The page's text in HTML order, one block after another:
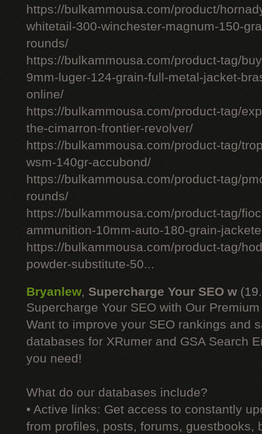
https://bulkammousa.com/product/
whitetail-300-winchester-magnum-150-
rounds/
https://bulkammousa.com/product-tag/
9mm-luger-124-grain-full-metal-jacket-
online/
https://bulkammousa.com/product-tag/
the-cimarron-frontier-revolver/
https://bulkammousa.com/product-tag/
wsm-140gr-accubond/
https://bulkammousa.com/product-tag/
rounds/
https://bulkammousa.com/product-tag/
ammunition-10mm-auto-180-grain-
https://bulkammousa.com/product-tag/
powder-substitute-50...
Bryanlew, Supercharge Your SEO w
Supercharge Your SEO with Our
Want to improve your SEO rankings and
databases for XRumer and GSA Search
you need!
What do our databases include?
• Active links: Get access to constantly
from profiles, posts, forums, guestbooks,